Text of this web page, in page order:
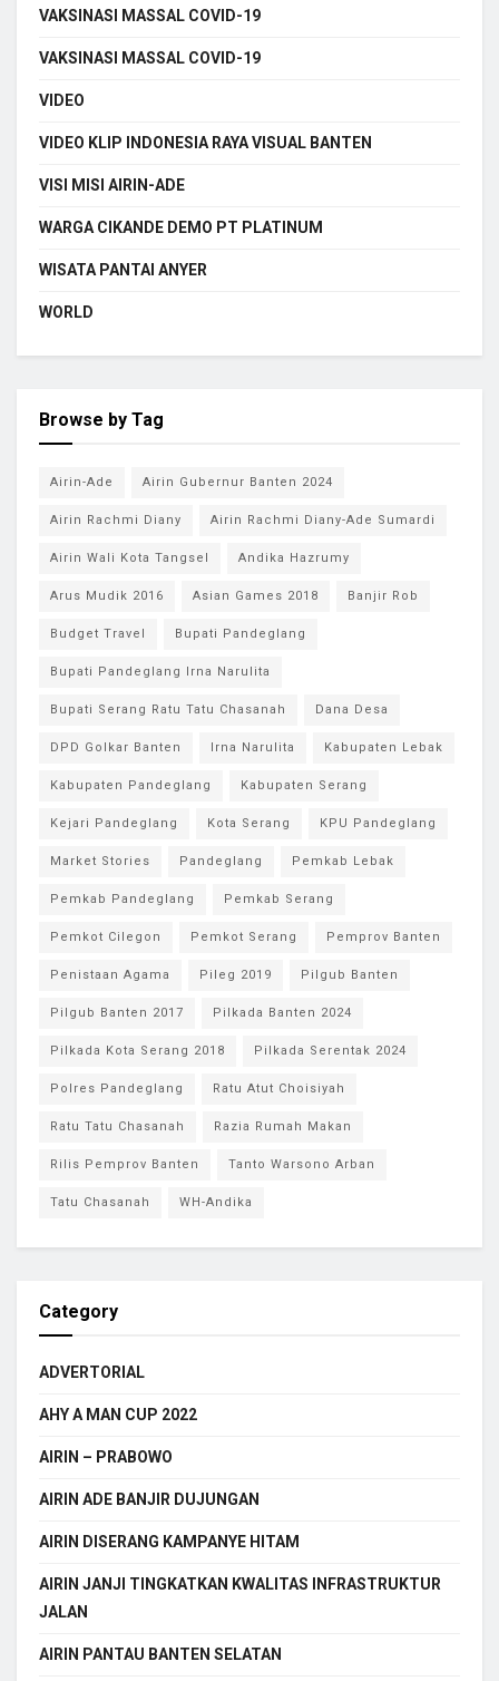
VAKSINASI MASSAL COVID-19
VAKSINASI MASSAL COVID-19
VIDEO
VIDEO KLIP INDONESIA RAYA VISUAL BANTEN
VISI MISI AIRIN-ADE
WARGA CIKANDE DEMO PT PLATINUM
WISATA PANTAI ANYER
WORLD
Browse by Tag
Airin-Ade Airin Gubernur Banten 2024
Airin Rachmi Diany Airin Rachmi Diany-Ade Sumardi
Airin Wali Kota Tangsel Andika Hazrumy
Arus Mudik 2016 Asian Games 2018 Banjir Rob
Budget Travel Bupati Pandeglang
Bupati Pandeglang Irna Narulita
Bupati Serang Ratu Tatu Chasanah Dana Desa
DPD Golkar Banten Irna Narulita Kabupaten Lebak
Kabupaten Pandeglang Kabupaten Serang
Kejari Pandeglang Kota Serang KPU Pandeglang
Market Stories Pandeglang Pemkab Lebak
Pemkab Pandeglang Pemkab Serang
Pemkot Cilegon Pemkot Serang Pemprov Banten
Penistaan Agama Pileg 2019 Pilgub Banten
Pilgub Banten 2017 Pilkada Banten 2024
Pilkada Kota Serang 2018 Pilkada Serentak 2024
Polres Pandeglang Ratu Atut Choisiyah
Ratu Tatu Chasanah Razia Rumah Makan
Rilis Pemprov Banten Tanto Warsono Arban
Tatu Chasanah WH-Andika
Category
ADVERTORIAL
AHY A MAN CUP 2022
AIRIN – PRABOWO
AIRIN ADE BANJIR DUJUNGAN
AIRIN DISERANG KAMPANYE HITAM
AIRIN JANJI TINGKATKAN KWALITAS INFRASTRUKTUR
JALAN
AIRIN PANTAU BANTEN SELATAN